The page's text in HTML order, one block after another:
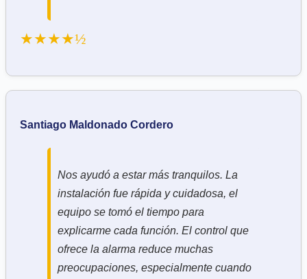
★★★★½
Santiago Maldonado Cordero
Nos ayudó a estar más tranquilos. La
instalación fue rápida y cuidadosa, el
equipo se tomó el tiempo para
explicarme cada función. El control que
ofrece la alarma reduce muchas
preocupaciones, especialmente cuando